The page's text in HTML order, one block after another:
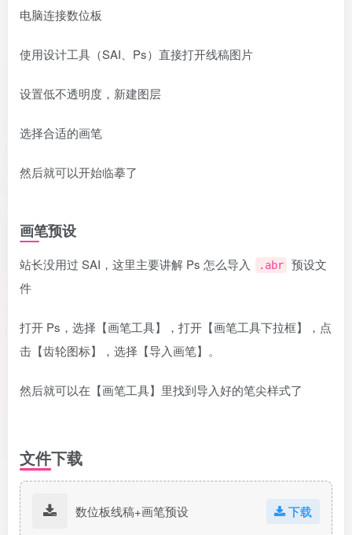
电脑连接数位板
使用设计工具（SAI、Ps）直接打开线稿图片
设置低不透明度，新建图层
选择合适的画笔
然后就可以开始临摹了
画笔预设
站长没用过 SAI，这里主要讲解 Ps 怎么导入 .abr
预设文
件
打开 Ps，选择【画笔工具】，打开【画笔工具下拉框】，点
击【齿轮图标】，选择【导入画笔】。
然后就可以在【画笔工具】里找到导入好的笔尖样式了
文件下载
数位板线稿+画笔预设 下载